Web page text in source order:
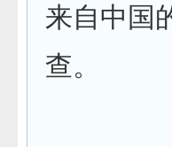
来自中国
查。